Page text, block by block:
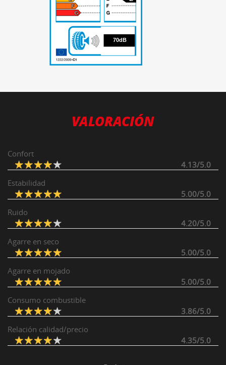
70
70dB
VALORACIÓN
Confort
4.13/5.0
Estabilidad
5.00/5.0
Ruido
4.20/5.0
Agarre en seco
5.00/5.0
Agarre en mojado
5.00/5.0
Consumo combustible
3.86/5.0
Relación calidad/precio
4.35/5.0